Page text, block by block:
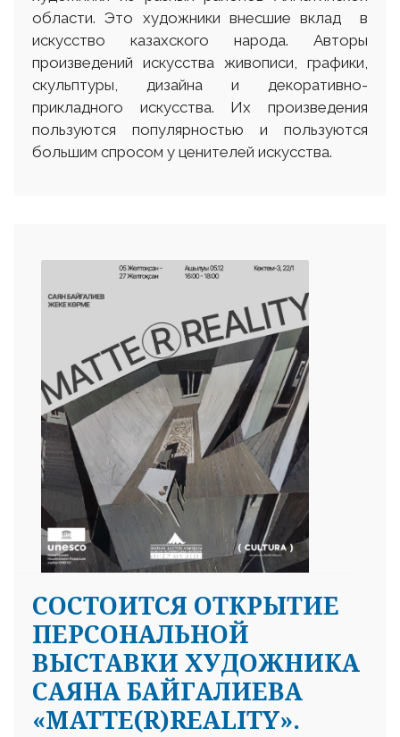
области. Это художники внесшие вклад в
искусство казахского народа. Авторы
произведений искусства живописи, графики,
скульптуры, дизайна и декоративно-
прикладного искусства. Их произведения
пользуются популярностью и пользуются
большим спросом у ценителей искусства.
CОСТОИТСЯ ОТКРЫТИЕ
ПЕРСОНАЛЬНОЙ
ВЫСТАВКИ ХУДОЖНИКА
САЯНА БАЙГАЛИЕВА
«MATTE(R)REALITY».